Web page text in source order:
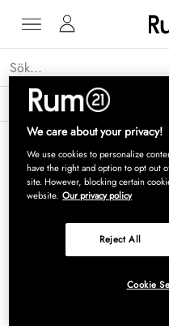
Få 15 % rabatt på Grythyttan
We care about your privacy!
We use cookies to personalize
have the right and option to opt out
site. However, blocking certain
website. Our privacy policy
Reject All
Cookie